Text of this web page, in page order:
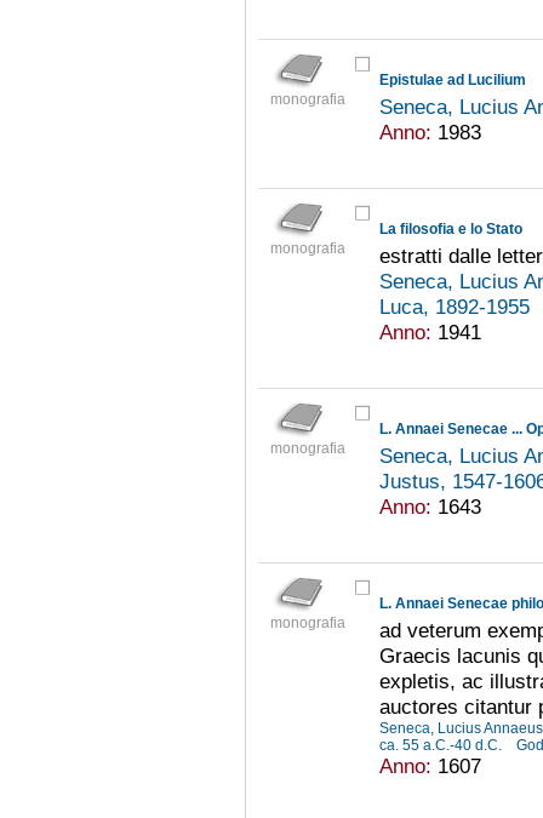
monografia
Epistulae ad Lucilium
Seneca, Lucius
Anno: 1983
monografia
La filosofia e lo Stato
estratti dalle
Seneca, Lucius
Luca, 1892-1955
Anno: 1941
monografia
L. Annaei Senecae ...
Seneca, Lucius
Justus, 1547-
Anno: 1643
monografia
ad veterum
Graecis lacunis
expletis, ac
auctores citantur
Seneca, Lucius
ca. 55 a.C.-40 d.C.
Anno: 1607